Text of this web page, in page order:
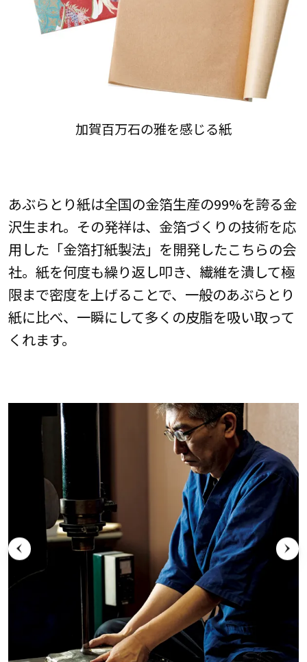
加賀百万石の雅を感じる紙
あぶらとり紙は全国の金箔生産の99%を誇る金
沢生まれ。その発祥は、金箔づくりの技術を応
用した「金箔打紙製法」を開発したこちらの会
社。紙を何度も繰り返し叩き、繊維を潰して極
限まで密度を上げることで、一般のあぶらとり
紙に比べ、一瞬にして多くの皮脂を吸い取って
くれます。